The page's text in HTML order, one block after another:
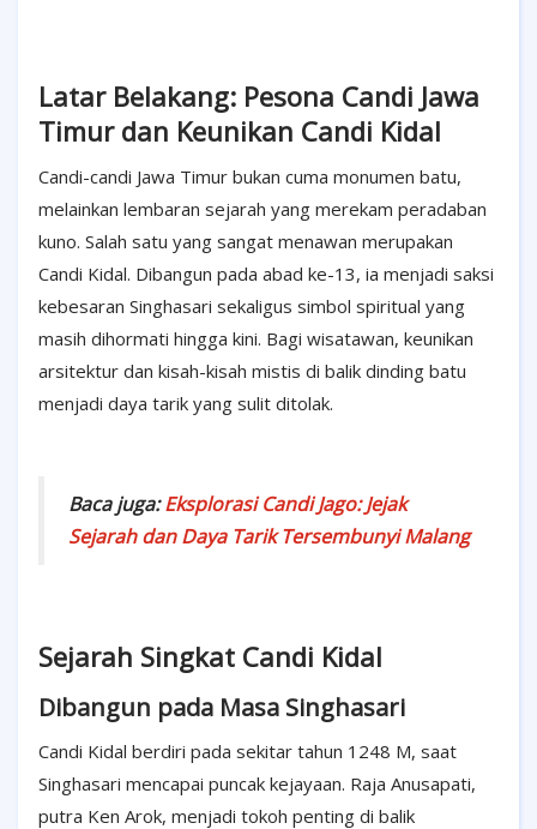
Latar Belakang: Pesona Candi Jawa
Timur dan Keunikan Candi Kidal
Candi-candi Jawa Timur bukan cuma monumen batu,
melainkan lembaran sejarah yang merekam peradaban
kuno. Salah satu yang sangat menawan merupakan
Candi Kidal. Dibangun pada abad ke-13, ia menjadi saksi
kebesaran Singhasari sekaligus simbol spiritual yang
masih dihormati hingga kini. Bagi wisatawan, keunikan
arsitektur dan kisah-kisah mistis di balik dinding batu
menjadi daya tarik yang sulit ditolak.
Baca juga:Eksplorasi Candi Jago: Jejak
Sejarah dan Daya Tarik Tersembunyi Malang
Sejarah Singkat Candi Kidal
Dibangun pada Masa Singhasari
Candi Kidal berdiri pada sekitar tahun 1248 M, saat
Singhasari mencapai puncak kejayaan. Raja Anusapati,
putra Ken Arok, menjadi tokoh penting di balik